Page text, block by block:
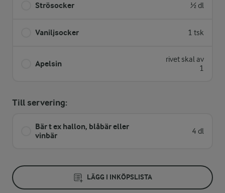
Strösocker ½ dl
Vaniljsocker 1 tsk
Apelsin
rivet skal av
1
Till servering:
Bär t ex hallon, blåbär eller
vinbär
4 dl
LÄGG I INKÖPSLISTA